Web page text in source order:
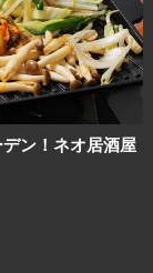
ン！ネオ居酒屋